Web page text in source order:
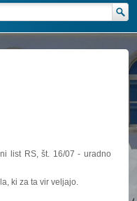
list RS, št. 16/07 - uradno
ki za ta vir veljajo.